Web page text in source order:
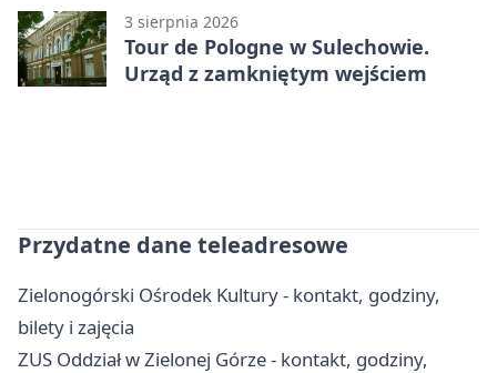
3 sierpnia 2026
Tour de Pologne w Sulechowie.
Urząd z zamkniętym wejściem
Przydatne dane teleadresowe
Zielonogórski Ośrodek Kultury - kontakt, godziny,
bilety i zajęcia
ZUS Oddział w Zielonej Górze - kontakt, godziny,